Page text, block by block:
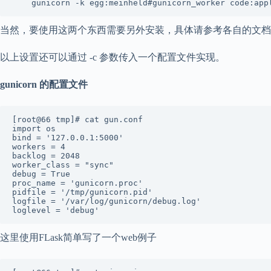
当然，要使用这两个东西需要另外安装，具体请参考各自的文
以上设置还可以通过 -c 参数传入一个配置文件实现。
gunicorn 的配置文件
[root@66 tmp]# cat gun.conf
import os
bind = '127.0.0.1:5000'
workers = 4
backlog = 2048
worker_class = "sync"
debug = True
proc_name = 'gunicorn.proc'
pidfile = '/tmp/gunicorn.pid'
logfile = '/var/log/gunicorn/debug.log'
这里使用FLask简单写了一个web例子